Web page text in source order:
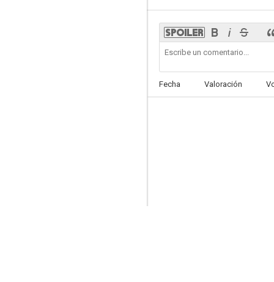
Fecha Valoración